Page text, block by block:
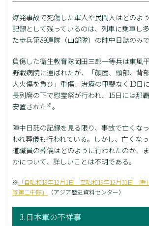
爆発事故で死傷した軍人や民間人はどのよ
記録として残っているのは、列車に乗車し
た歩兵第89連隊（山部隊）の陣中日誌のみで
負傷した衛生教育隊岡田三郎一等兵は東風
野戦病院に運ばれたが、「顔面、頭部、背
大火傷を負ひ」重傷、治療の甲斐なく13日
長列席の下で慰霊祭が行われ、15日には那
安置された ※。
陣中日誌の記録を見る限り、事故で亡くな
われ葬儀も行われている。しかし、亡くな
道職員の葬儀はどのように行われたのか、
かについて、詳しいことは不明である。
※ 「自昭和19年12月1日 至昭和19年12月31日
隊第二中隊」
（アジア歴史資料センター）
3.日本軍の不祥事